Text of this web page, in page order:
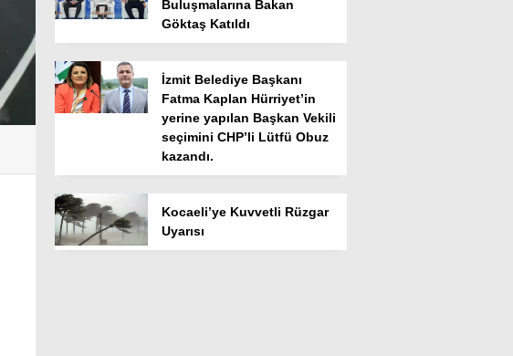
Buluşmalarına Bakan
Göktaş Katıldı
İzmit Belediye Başkanı
Fatma Kaplan Hürriyet’in
yerine yapılan Başkan Vekili
seçimini CHP’li Lütfü Obuz
kazandı.
Kocaeli’ye Kuvvetli Rüzgar
Uyarısı